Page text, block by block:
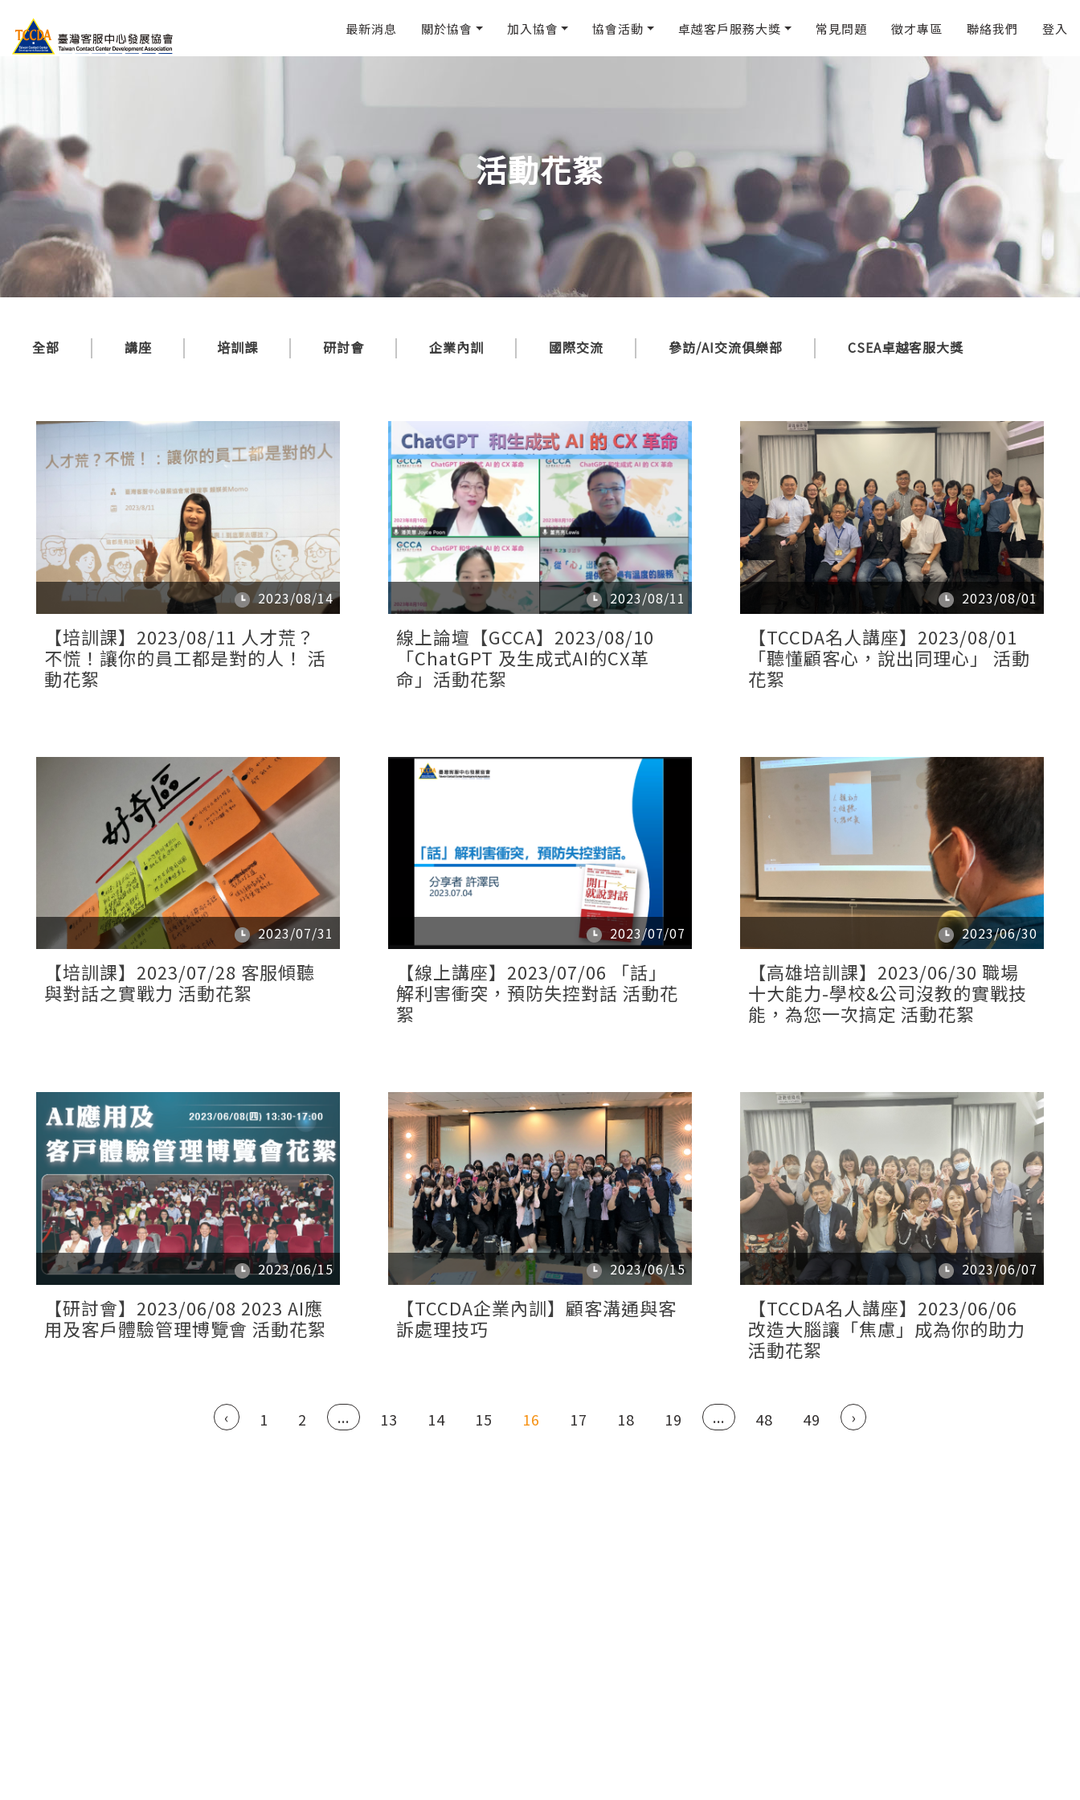
最新消息 關於協會 加入協會 協會活動 卓越客戶服務大獎 常見問題 徵才專區 聯絡我們 登入
活動花絮
全部 講座 培訓課 研討會 企業內訓 國際交流 參訪/AI交流俱樂部 CSEA卓越客服大獎
2023/08/14
【培訓課】2023/08/11 人才荒？
不慌！讓你的員工都是對的人！ 活
動花絮
2023/08/11
線上論壇【GCCA】2023/08/10
「ChatGPT 及生成式AI的CX革
命」活動花絮
2023/08/01
【TCCDA名人講座】2023/08/01
「聽懂顧客心，說出同理心」 活動
花絮
2023/07/31
【培訓課】2023/07/28 客服傾聽
與對話之實戰力 活動花絮
2023/07/07
【線上講座】2023/07/06 「話」
解利害衝突，預防失控對話 活動花
絮
2023/06/30
【高雄培訓課】2023/06/30 職場
十大能力-學校&公司沒教的實戰技
能，為您一次搞定 活動花絮
2023/06/15
【研討會】2023/06/08 2023 AI應
用及客戶體驗管理博覽會 活動花絮
2023/06/15
【TCCDA企業內訓】顧客溝通與客
訴處理技巧
2023/06/07
【TCCDA名人講座】2023/06/06
改造大腦讓「焦慮」成為你的助力
活動花絮
‹ 1 2 ... 13 14 15 16 17 18 19 ... 48 49 ›